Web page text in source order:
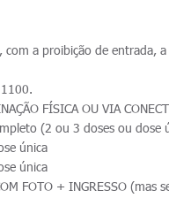
com a proibição de entrada,
FÍSICA OU VIA
(2 ou 3 doses ou dose
única
única
FOTO + INGRESSO (mas